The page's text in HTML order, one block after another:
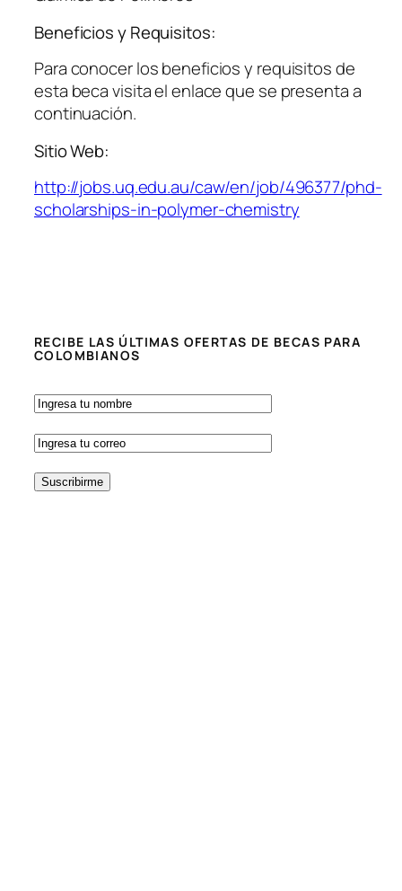
Beneficios y Requisitos:
Para conocer los beneficios y requisitos de
esta beca visita el enlace que se presenta a
continuación.
Sitio Web:
http://jobs.uq.edu.au/caw/en/job/496377/phd-
scholarships-in-polymer-chemistry
RECIBE LAS ÚLTIMAS OFERTAS DE BECAS PARA
COLOMBIANOS